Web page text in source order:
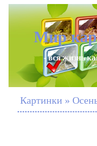
Мир
- вся жизнь
Картинки »